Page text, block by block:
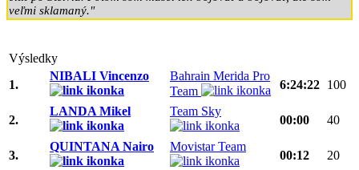
veľmi sklamaný."
Výsledky
1.
NIBALI Vincenzo
Bahrain Merida Pro
Team
6:24:22 100
2.
LANDA Mikel Team Sky
00:00 40
3.
QUINTANA Nairo Movistar Team
00:12 20